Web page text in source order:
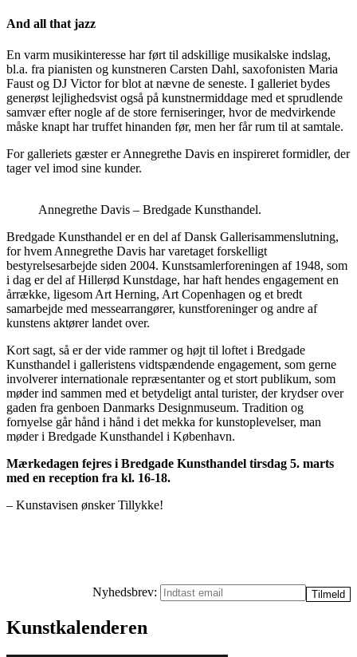
And all that jazz
En varm musikinteresse har ført til adskillige musikalske indslag,
bl.a. fra pianisten og kunstneren Carsten Dahl, saxofonisten Maria
Faust og DJ Victor for blot at nævne de seneste. I galleriet bydes
generøst lejlighedsvist også på kunstnermiddage med et sprudlende
samvær efter nogle af de store ferniseringer, hvor de medvirkende
måske knapt har truffet hinanden før, men her får rum til at samtale.
For galleriets gæster er Annegrethe Davis en inspireret formidler, der
tager vel imod sine kunder.
Annegrethe Davis – Bredgade Kunsthandel.
Bredgade Kunsthandel er en del af Dansk Gallerisammenslutning,
for hvem Annegrethe Davis har varetaget forskelligt
bestyrelsesarbejde siden 2004. Kunstsamlerforeningen af 1948, som
i dag er del af Hillerød Kunstdage, har haft hendes engagement en
årrække, ligesom Art Herning, Art Copenhagen og et bredt
samarbejde med messearrangører, kunstforeninger og andre af
kunstens aktører landet over.
Kort sagt, så er der vide rammer og højt til loftet i Bredgade
Kunsthandel i galleristens vidtspændende engagement, som gerne
involverer internationale repræsentanter og et stort publikum, som
møder ind sammen med et betydeligt antal turister, der krydser over
gaden fra genboen Danmarks Designmuseum. Tradition og
fornyelse går hånd i hånd i det mekka for kunstoplevelser, man
møder i Bredgade Kunsthandel i København.
Mærkedagen fejres i Bredgade Kunsthandel tirsdag 5. marts
med en reception fra kl. 16-18.
– Kunstavisen ønsker Tillykke!
Nyhedsbrev:
Kunstkalenderen